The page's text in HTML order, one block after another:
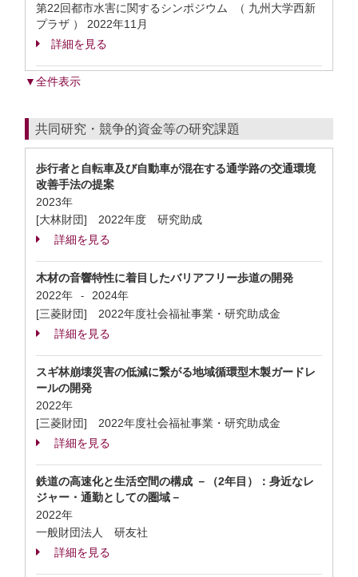
第22回都市水害に関するシンポジウム （ 九州大学西新
プラザ ） 2022年11月
詳細を見る
▼全件表示
共同研究・競争的資金等の研究課題
歩行者と自転車及び自動車が混在する通学路の交通環境
改善手法の提案
2023年
[大林財団] 2022年度 研究助成
詳細を見る
木材の音響特性に着目したバリアフリー歩道の開発
2022年
-
2024年
[三菱財団] 2022年度社会福祉事業・研究助成金
詳細を見る
スギ林崩壊災害の低減に繋がる地域循環型木製ガードレ
ールの開発
2022年
[三菱財団] 2022年度社会福祉事業・研究助成金
詳細を見る
鉄道の高速化と生活空間の構成 －（2年目）：身近なレ
ジャー・通勤としての圏域－
2022年
一般財団法人 研友社
詳細を見る